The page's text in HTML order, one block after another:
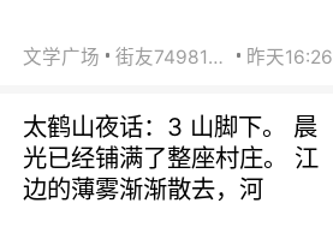
文学广场 街友74981146 昨天16:26
太鹤山夜话：3 山脚下。 晨
光已经铺满了整座村庄。 江
边的薄雾渐渐散去，河